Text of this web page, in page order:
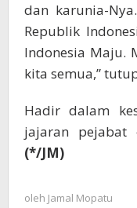
dan karunia-
Republik
Indonesia Maju.
kita semua,”
Hadir dalam
jajaran pejabat
(*/JM)
oleh Jamal Mopatu